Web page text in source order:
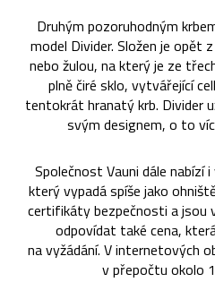
Druhým pozoruhodným
model Divider. Složen je opět
nebo žulou, na který je ze
plně čiré sklo, vytvářející
tentokrát hranatý krb. Divider
svým designem, o to
Společnost Vauni dále nabízí
který vypadá spíše jako
certifikáty bezpečnosti a jsou
odpovídat také cena,
na vyžádání. V internetových
v přepočtu okolo